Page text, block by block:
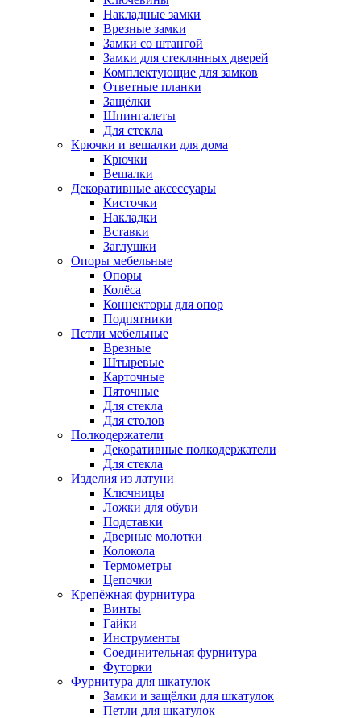
Накладные замки
Врезные замки
Замки со штангой
Замки для стеклянных дверей
Комплектующие для замков
Ответные планки
Защёлки
Шпингалеты
Для стекла
Крючки и вешалки для дома
Крючки
Вешалки
Декоративные аксессуары
Кисточки
Накладки
Вставки
Заглушки
Опоры мебельные
Опоры
Колёса
Коннекторы для опор
Подпятники
Петли мебельные
Врезные
Штыревые
Карточные
Пяточные
Для стекла
Для столов
Полкодержатели
Декоративные полкодержатели
Для стекла
Изделия из латуни
Ключницы
Ложки для обуви
Подставки
Дверные молотки
Колокола
Термометры
Цепочки
Крепёжная фурнитура
Винты
Гайки
Инструменты
Соединительная фурнитура
Футорки
Фурнитура для шкатулок
Замки и защёлки для шкатулок
Петли для шкатулок